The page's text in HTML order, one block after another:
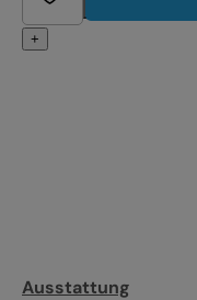
+
Ausstattung